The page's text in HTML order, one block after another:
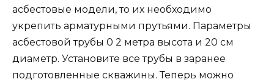
асбестовые модели, то их необходимо
укрепить арматурными прутьями. Параметры
асбестовой трубы 0 2 метра высота и 20 см
диаметр. Установите все трубы в заранее
подготовленные скважины. Теперь можно